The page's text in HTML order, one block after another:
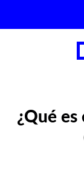
Servicios de
¿Qué es